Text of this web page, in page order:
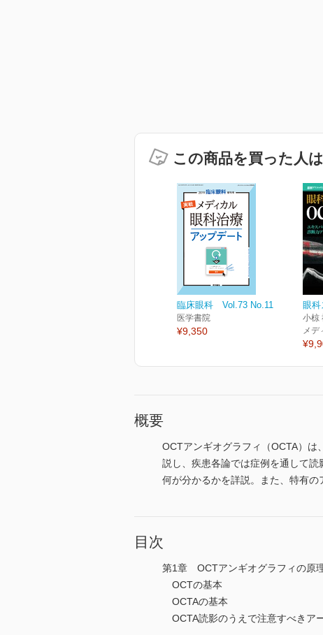
この商品を買った人
臨床眼科 Vol.73 No.11
医学書院
¥9,350
眼
小椋
メデ
概要
OCTアンギオグラフィ（OCTA）は
説し、疾患各論では症例を通して
何が分かるかを詳説。また、特有の
目次
第1章 OCTアンギオグラフィの原
OCTの基本
OCTAの基本
OCTA読影のうえで注意すべきア